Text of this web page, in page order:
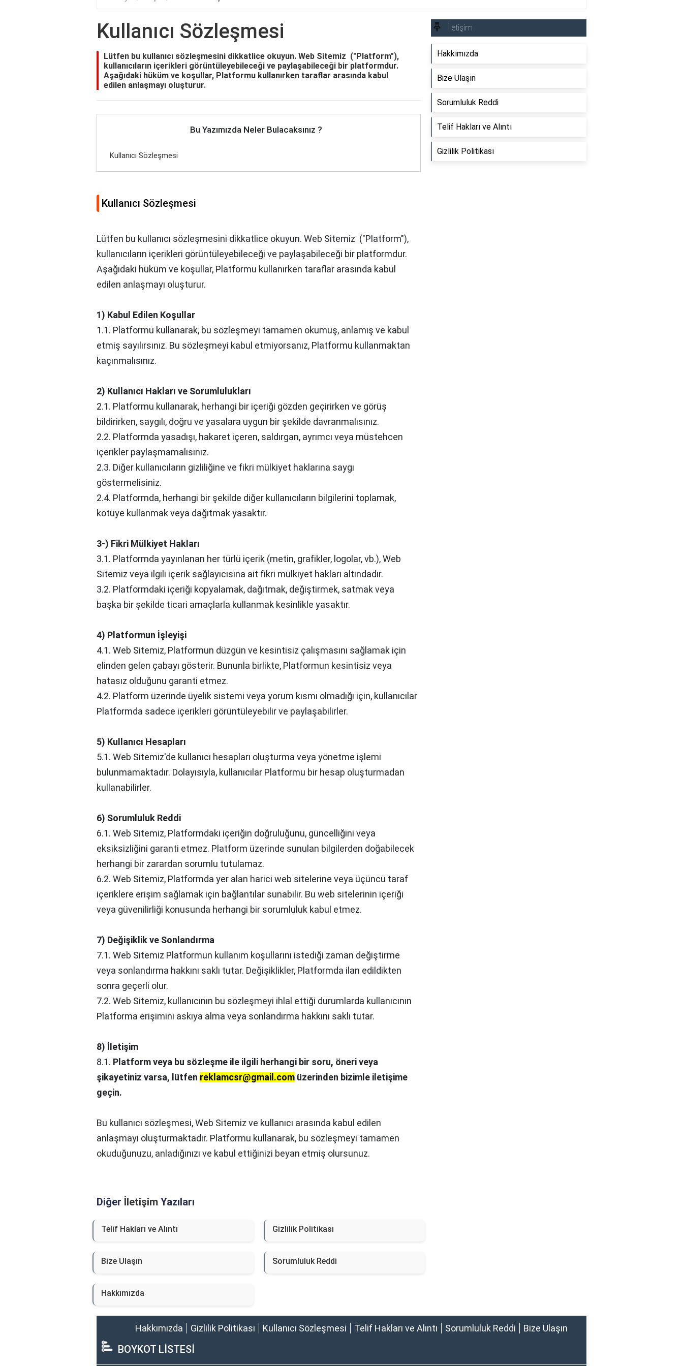
Kullanıcı Sözleşmesi
Lütfen bu kullanıcı sözleşmesini dikkatlice okuyun. Web Sitemiz ("Platform"),
kullanıcıların içerikleri görüntüleyebileceği ve paylaşabileceği bir platformdur.
Aşağıdaki hüküm ve koşullar, Platformu kullanırken taraflar arasında kabul
edilen anlaşmayı oluşturur.
Bu Yazımızda Neler Bulacaksınız ?
Kullanıcı Sözleşmesi
Kullanıcı Sözleşmesi
Lütfen bu kullanıcı sözleşmesini dikkatlice okuyun. Web Sitemiz ("Platform"),
kullanıcıların içerikleri görüntüleyebileceği ve paylaşabileceği bir platformdur.
Aşağıdaki hüküm ve koşullar, Platformu kullanırken taraflar arasında kabul
edilen anlaşmayı oluşturur.
1) Kabul Edilen Koşullar
1.1. Platformu kullanarak, bu sözleşmeyi tamamen okumuş, anlamış ve kabul
etmiş sayılırsınız. Bu sözleşmeyi kabul etmiyorsanız, Platformu kullanmaktan
kaçınmalısınız.
2) Kullanıcı Hakları ve Sorumlulukları
2.1. Platformu kullanarak, herhangi bir içeriği gözden geçirirken ve görüş
bildirirken, saygılı, doğru ve yasalara uygun bir şekilde davranmalısınız.
2.2. Platformda yasadışı, hakaret içeren, saldırgan, ayrımcı veya müstehcen
içerikler paylaşmamalısınız.
2.3. Diğer kullanıcıların gizliliğine ve fikri mülkiyet haklarına saygı
göstermelisiniz.
2.4. Platformda, herhangi bir şekilde diğer kullanıcıların bilgilerini toplamak,
kötüye kullanmak veya dağıtmak yasaktır.
3-) Fikri Mülkiyet Hakları
3.1. Platformda yayınlanan her türlü içerik (metin, grafikler, logolar, vb.), Web
Sitemiz veya ilgili içerik sağlayıcısına ait fikri mülkiyet hakları altındadır.
3.2. Platformdaki içeriği kopyalamak, dağıtmak, değiştirmek, satmak veya
başka bir şekilde ticari amaçlarla kullanmak kesinlikle yasaktır.
4) Platformun İşleyişi
4.1. Web Sitemiz, Platformun düzgün ve kesintisiz çalışmasını sağlamak için
elinden gelen çabayı gösterir. Bununla birlikte, Platformun kesintisiz veya
hatasız olduğunu garanti etmez.
4.2. Platform üzerinde üyelik sistemi veya yorum kısmı olmadığı için, kullanıcılar
Platformda sadece içerikleri görüntüleyebilir ve paylaşabilirler.
5) Kullanıcı Hesapları
5.1. Web Sitemiz'de kullanıcı hesapları oluşturma veya yönetme işlemi
bulunmamaktadır. Dolayısıyla, kullanıcılar Platformu bir hesap oluşturmadan
kullanabilirler.
6) Sorumluluk Reddi
6.1. Web Sitemiz, Platformdaki içeriğin doğruluğunu, güncelliğini veya
eksiksizliğini garanti etmez. Platform üzerinde sunulan bilgilerden doğabilecek
herhangi bir zarardan sorumlu tutulamaz.
6.2. Web Sitemiz, Platformda yer alan harici web sitelerine veya üçüncü taraf
içeriklere erişim sağlamak için bağlantılar sunabilir. Bu web sitelerinin içeriği
veya güvenilirliği konusunda herhangi bir sorumluluk kabul etmez.
7) Değişiklik ve Sonlandırma
7.1. Web Sitemiz Platformun kullanım koşullarını istediği zaman değiştirme
veya sonlandırma hakkını saklı tutar. Değişiklikler, Platformda ilan edildikten
sonra geçerli olur.
7.2. Web Sitemiz, kullanıcının bu sözleşmeyi ihlal ettiği durumlarda kullanıcının
Platforma erişimini askıya alma veya sonlandırma hakkını saklı tutar.
8) İletişim
8.1. Platform veya bu sözleşme ile ilgili herhangi bir soru, öneri veya
şikayetiniz varsa, lütfen reklamcsr@gmail.com üzerinden bizimle iletişime
geçin.
Bu kullanıcı sözleşmesi, Web Sitemiz ve kullanıcı arasında kabul edilen
anlaşmayı oluşturmaktadır. Platformu kullanarak, bu sözleşmeyi tamamen
okuduğunuzu, anladığınızı ve kabul ettiğinizi beyan etmiş olursunuz.
Diğer İletişim Yazıları
Telif Hakları ve Alıntı Gizlilik Politikası
Bize Ulaşın Sorumluluk Reddi
Hakkımızda
İletişim
Hakkımızda
Bize Ulaşın
Sorumluluk Reddi
Telif Hakları ve Alıntı
Gizlilik Politikası
Hakkımızda Gizlilik Politikası Kullanıcı Sözleşmesi Telif Hakları ve Alıntı Sorumluluk Reddi Bize Ulaşın
BOYKOT LİSTESİ